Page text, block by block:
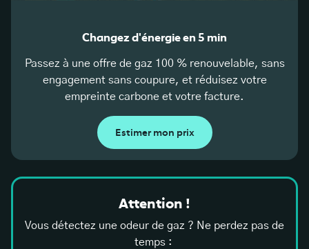
Changez d'énergie en 5 min
Passez à une offre de gaz 100 % renouvelable, sans
engagement sans coupure, et réduisez votre
empreinte carbone et votre facture.
Estimer mon prix
Attention !
Vous détectez une odeur de gaz ? Ne perdez pas de
temps :